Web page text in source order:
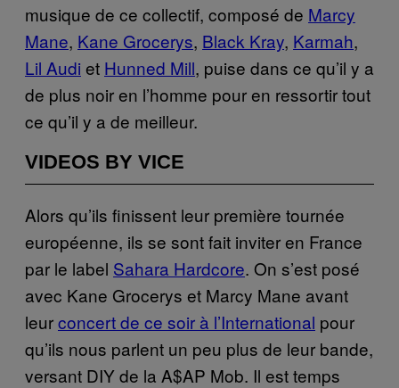
musique de ce collectif, composé de Marcy
Mane, Kane Grocerys, Black Kray, Karmah,
Lil Audi et Hunned Mill, puise dans ce qu’il y a
de plus noir en l’homme pour en ressortir tout
ce qu’il y a de meilleur.
VIDEOS BY VICE
Alors qu’ils finissent leur première tournée
européenne, ils se sont fait inviter en France
par le label Sahara Hardcore. On s’est posé
avec Kane Grocerys et Marcy Mane avant
leurconcert de ce soir à l’International pour
qu’ils nous parlent un peu plus de leur bande,
versant DIY de la A$AP Mob. Il est temps